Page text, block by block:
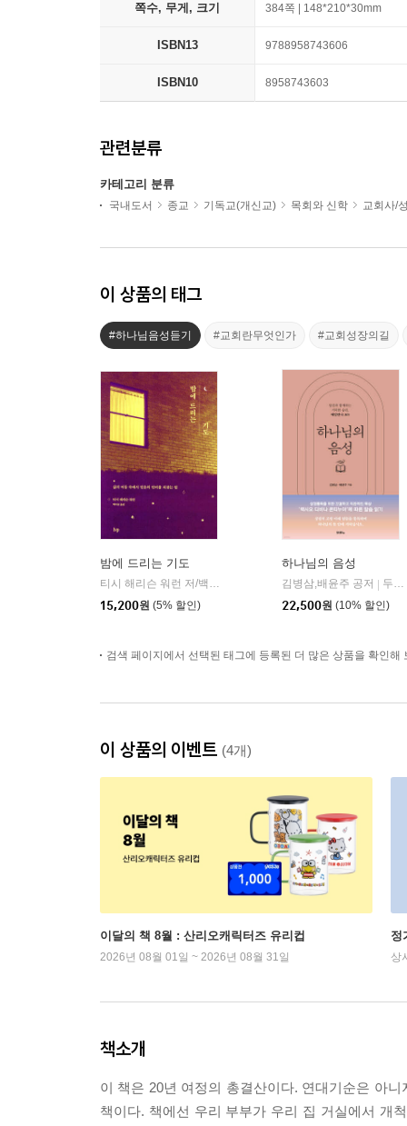
쪽수, 무게, 크기 384쪽 | 148*210*30mm
ISBN13 9788958743606
ISBN10 8958743603
관련분류
카테고리 분류
국내도서 종교 기독교(개신교) 목회와 신학 교회사/
이 상품의 태그
#하나님음성듣기 #교회란무엇인가 #교회성장의길
밤에 드리는 기도
티시 해리슨 워런 저/백지윤 역
15,200원 (5% 할인)
하나님의 음성
김병삼,배윤주 공저
두란노
22,500원 (10% 할인)
검색 페이지에서 선택된 태그에 등록된 더 많은 상품을 확인해
이 상품의 이벤트 (4개)
이달의 책 8월 : 산리오캐릭터즈 유리컵
2026년 08월 01일 ~ 2026년 08월 31일
정
상
책소개
이 책은 20년 여정의 총결산이다. 연대기순은 아
책이다. 책에선 우리 부부가 우리 집 거실에서 개